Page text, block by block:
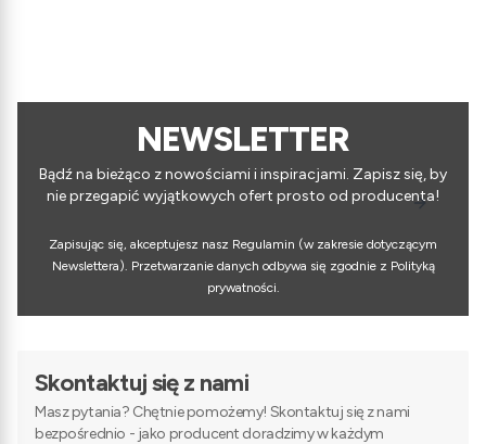
NEWSLETTER
Bądź na bieżąco z nowościami i inspiracjami. Zapisz się, by
nie przegapić wyjątkowych ofert prosto od producenta!
Zapisując się, akceptujesz nasz Regulamin (w zakresie dotyczącym
Newslettera). Przetwarzanie danych odbywa się zgodnie z Polityką
prywatności.
Skontaktuj się z nami
Masz pytania? Chętnie pomożemy! Skontaktuj się z nami
bezpośrednio - jako producent doradzimy w każdym